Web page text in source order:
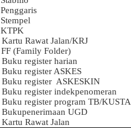
Penggaris
Stempel
KTPK
Kartu Rawat Jalan/KRJ
FF (Family Folder)
Buku register harian
Buku register ASKES
Buku register ASKESKIN
Buku register indekpenomeran
Buku register program TB/KUSTA
Bukupenerimaan UGD
Kartu Rawat Jalan